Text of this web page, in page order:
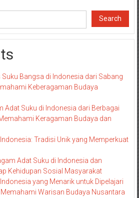
Search
Suku Bangsa di Indonesia dari Sabang
Keberagaman Budaya
Adat Suku di Indonesia dari Berbagai
Keragaman Budaya dan
Tradisi Unik yang Memperkuat
Adat Suku di Indonesia dan
Kehidupan Sosial Masyarakat
yang Menarik untuk Dipelajari
Warisan Budaya Nusantara